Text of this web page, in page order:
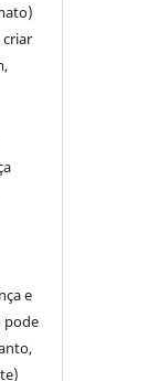
e
pode